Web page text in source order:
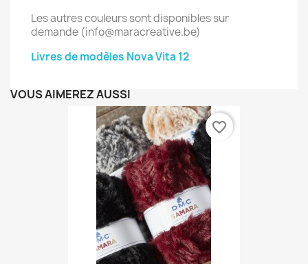
Les autres couleurs sont disponibles sur
demande (info@maracreative.be)
Livres de modèles Nova Vita 12
VOUS AIMEREZ AUSSI
favorite_border